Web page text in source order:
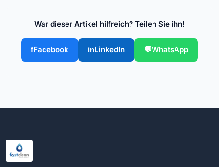
War dieser Artikel hilfreich? Teilen Sie ihn!
Facebook LinkedIn WhatsApp